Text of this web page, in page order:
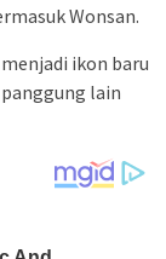
Wonsan.
ikon baru
lain